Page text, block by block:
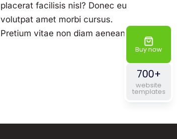
placerat facilisis nisl? Donec eu
volutpat amet morbi cursus.
Pretium vitae non diam aenean.
Buy now
700+
website
templates